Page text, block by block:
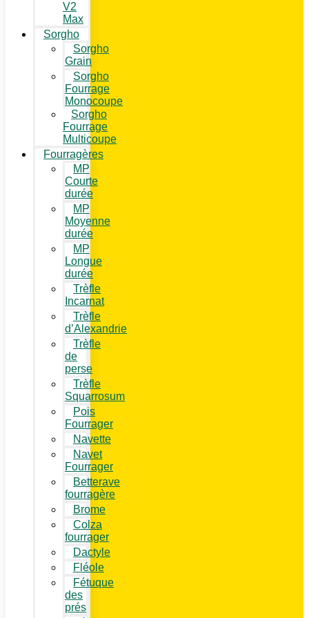
V2
Max
Sorgho
Sorgho
Grain
Sorgho
Fourrage
Monocoupe
Sorgho
Fourrage
Multicoupe
Fourragères
MP
Courte
durée
MP
Moyenne
durée
MP
Longue
durée
Trèfle
Incarnat
Trèfle
d’Alexandrie
Trèfle
de
perse
Trèfle
Squarrosum
Pois
Fourrager
Navette
Navet
Fourrager
Betterave
fourragère
Brome
Colza
fourrager
Dactyle
Fléole
Fétuque
des
prés